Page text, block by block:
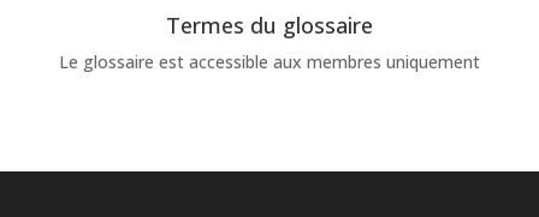
Termes du glossaire
Le glossaire est accessible aux membres uniquement